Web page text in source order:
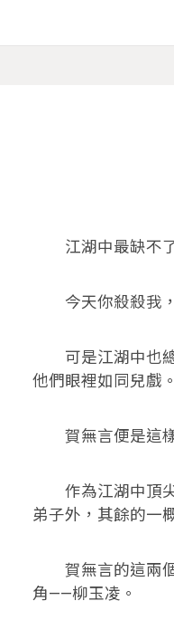
江湖中最缺不了
今天你殺殺我，
可是江湖中也總
他們眼裡如同兒戲。
賀無言便是這樣
作為江湖中頂尖
弟子外，其餘的一
賀無言的這兩個
角——柳玉凌。